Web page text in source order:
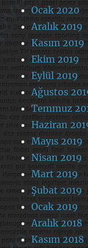
Ocak 2020
Aralık 2019
Kasım 2019
Ekim 2019
Eylül 2019
Ağustos
Temmuz
Haziran
Mayıs 2019
Nisan 2019
Mart 2019
Şubat 2019
Ocak 2019
Aralık 2018
Kasım 2018